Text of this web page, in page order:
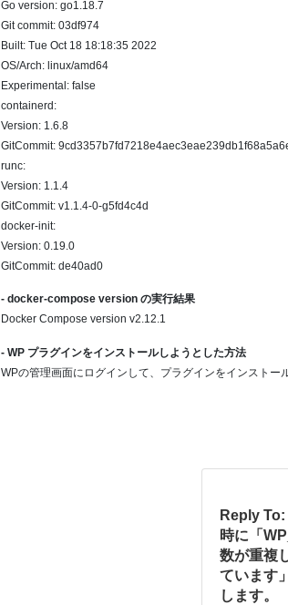
Go version: go1.18.7
Git commit: 03df974
Built: Tue Oct 18 18:18:35 2022
OS/Arch: linux/amd64
Experimental: false
containerd:
Version: 1.6.8
GitCommit:
runc:
Version: 1.1.4
GitCommit: v1.1.4-0-g5fd4c4d
docker-init:
Version: 0.19.0
GitCommit: de40ad0
- docker-compose version の実行結果
Docker Compose version v2.12.1
- WP プラグインをインストールしようとした方法
WPの管理画面にログインして、プラグインをインストー
Reply
時に「
数が重複
ています
します。